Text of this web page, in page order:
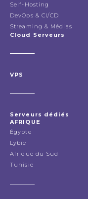
Self-Hosting
DevOps & CI/CD
Streaming & Médias
Cloud Serveurs
VPS
Serveurs dédiés
AFRIQUE
Égypte
Lybie
Afrique du Sud
Tunisie